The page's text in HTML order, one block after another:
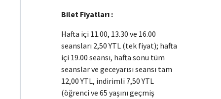
Bilet Fiyatları :
Hafta içi 11.00, 13.30 ve 16.00
seansları 2,50 YTL (tek fiyat); hafta
içi 19.00 seansı, hafta sonu tüm
seanslar ve geceyarısı seansı tam
12,00 YTL, indirimli 7,50 YTL
(öğrenci ve 65 yaşını geçmiş